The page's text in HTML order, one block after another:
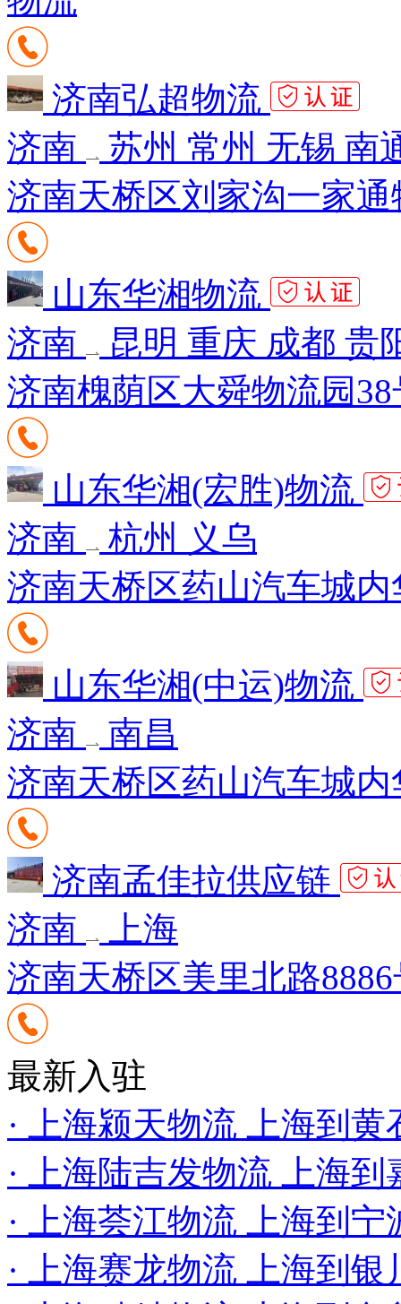
济南弘超物流
济南
苏州 常州 无锡 南
济南天桥区刘家沟一家
山东华湘物流
济南
昆明 重庆 成都 贵
济南槐荫区大舜物流园38
山东华湘(宏胜)物流
济南
杭州 义乌
济南天桥区药山汽车城
山东华湘(中运)物流
济南
南昌
济南天桥区药山汽车城
济南孟佳拉供应链
济南
上海
济南天桥区美里北路
最新入驻
· 上海颍天物流 上海到黄
· 上海陆吉发物流 上海
· 上海荟江物流 上海到
· 上海赛龙物流 上海到银